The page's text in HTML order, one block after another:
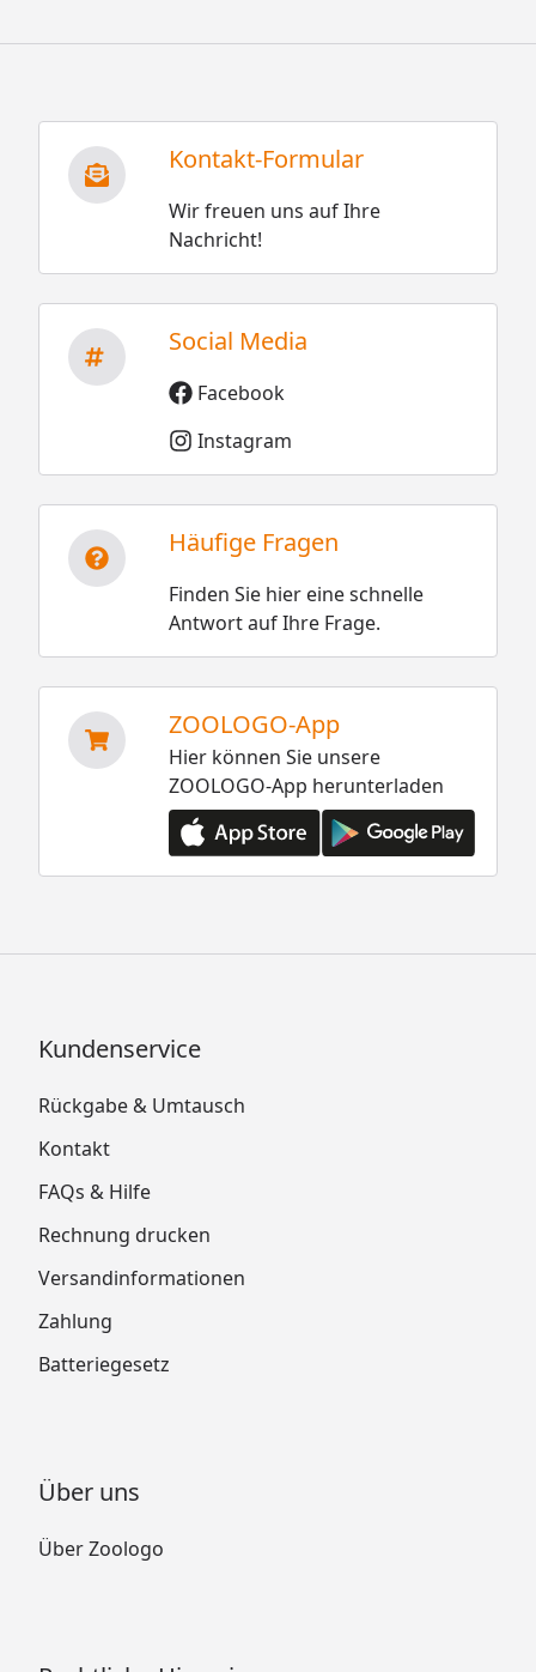
Kontakt-Formular
Wir freuen uns auf Ihre
Nachricht!
Social Media
Facebook
Instagram
Häufige Fragen
Finden Sie hier eine schnelle
Antwort auf Ihre Frage.
ZOOLOGO-App
Hier können Sie unsere
ZOOLOGO-App herunterladen
Kundenservice
Rückgabe & Umtausch
Kontakt
FAQs & Hilfe
Rechnung drucken
Versandinformationen
Zahlung
Batteriegesetz
Über uns
Über Zoologo